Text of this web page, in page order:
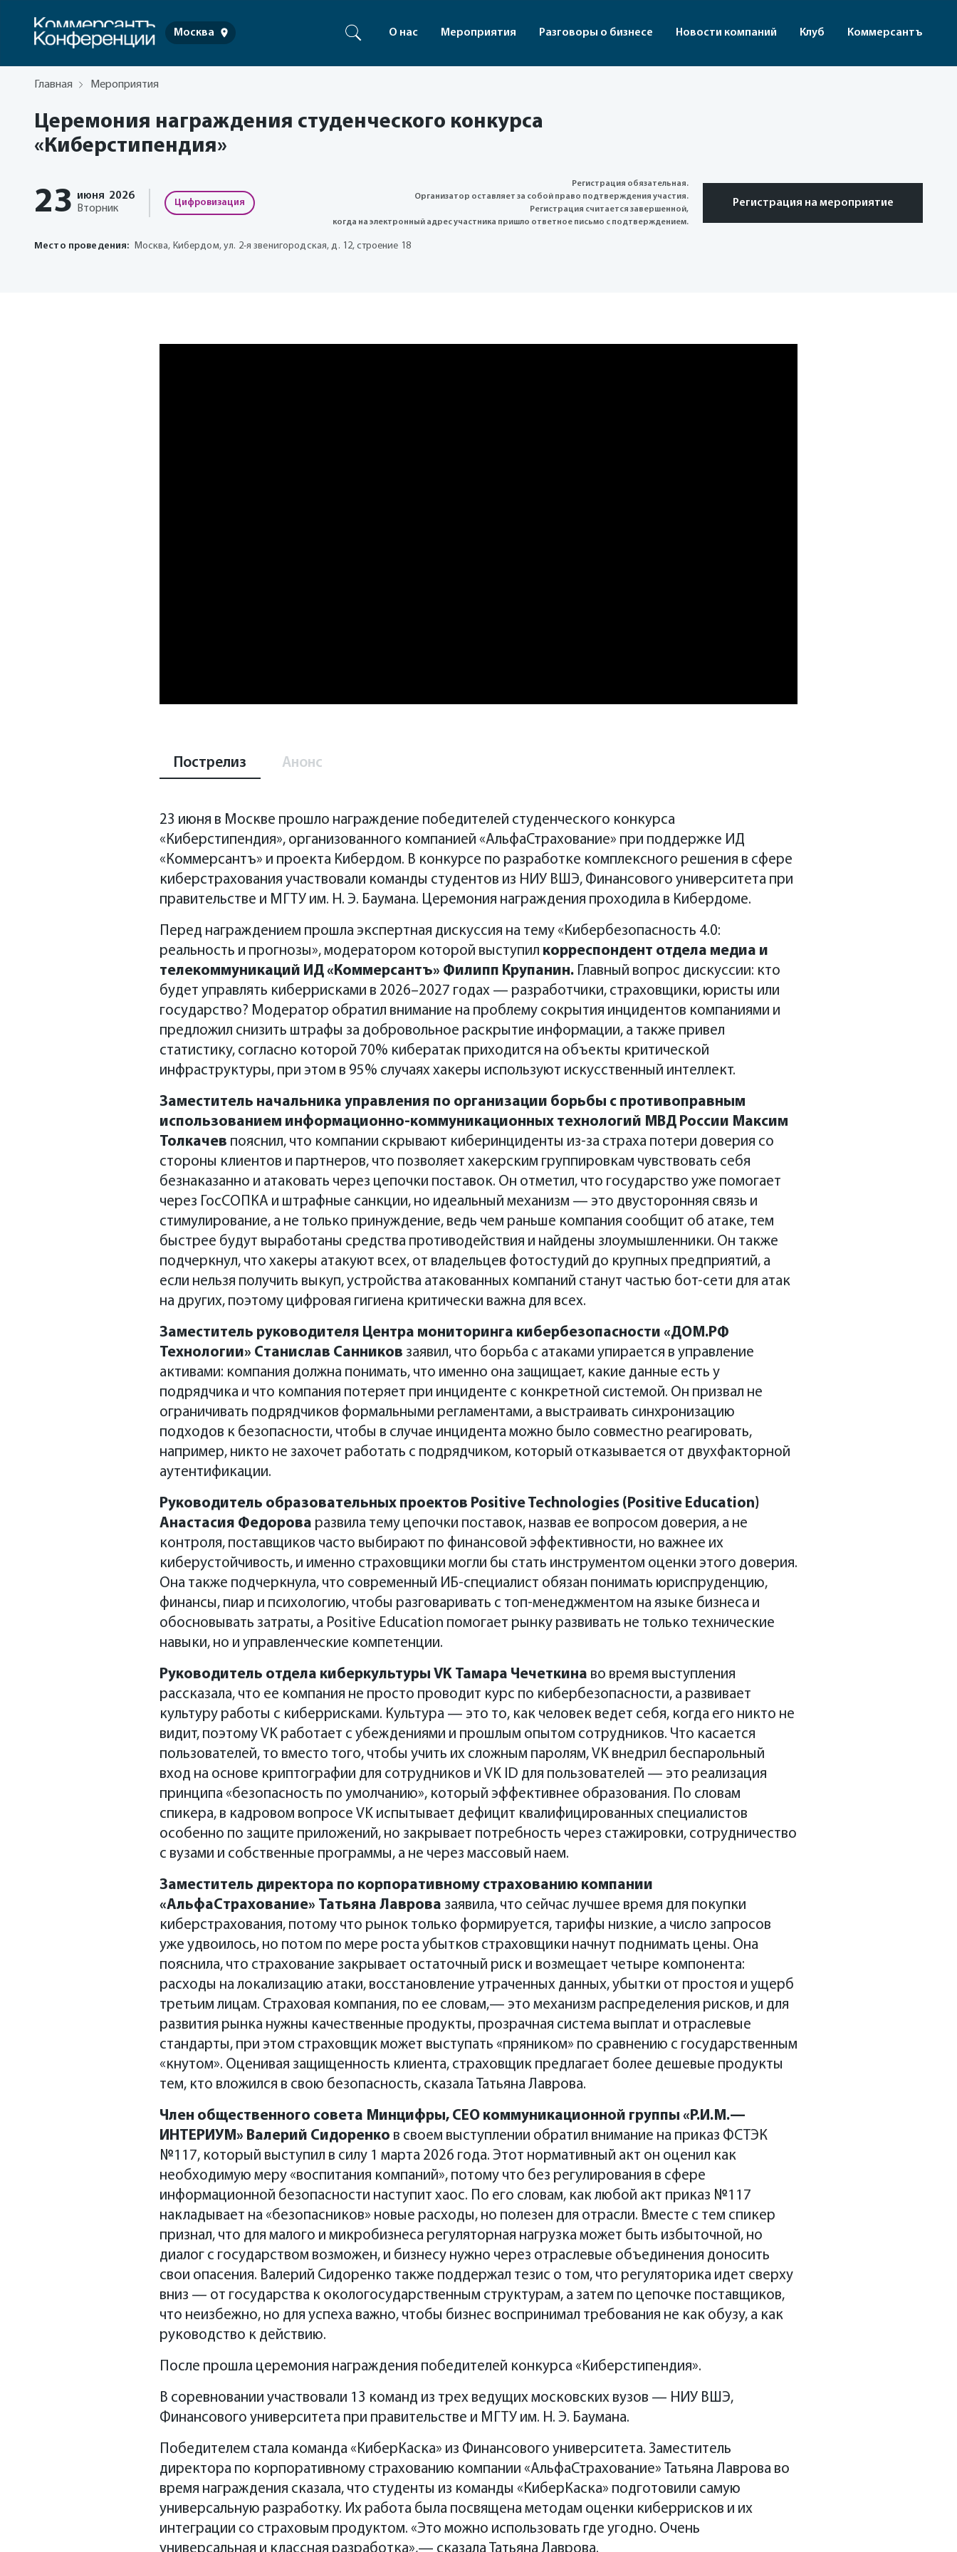
Москва О нас Мероприятия Разговоры о бизнесе Новости компаний Клуб Коммерсантъ
Главная Мероприятия
Церемония награждения студенческого конкурса
«Киберстипендия»
23 июня 2026
Вторник
Цифровизация
Регистрация обязательная.
Организатор оставляет за собой право подтверждения участия.
Регистрация считается завершенной,
когда на электронный адрес участника пришло ответное письмо с подтверждением.
Регистрация на мероприятие
Место проведения: Москва, Кибердом, ул. 2-я звенигородская, д. 12, строение 18
Пострелиз Анонс
23 июня в Москве прошло награждение победителей студенческого конкурса
«Киберстипендия», организованного компанией «АльфаСтрахование» при поддержке ИД
«Коммерсантъ» и проекта Кибердом. В конкурсе по разработке комплексного решения в сфере
киберстрахования участвовали команды студентов из НИУ ВШЭ, Финансового университета при
правительстве и МГТУ им. Н. Э. Баумана. Церемония награждения проходила в Кибердоме.
Перед награждением прошла экспертная дискуссия на тему «Кибербезопасность 4.0:
реальность и прогнозы», модератором которой выступил корреспондент отдела медиа и
телекоммуникаций ИД «Коммерсантъ» Филипп Крупанин. Главный вопрос дискуссии: кто
будет управлять киберрисками в 2026–2027 годах — разработчики, страховщики, юристы или
государство? Модератор обратил внимание на проблему сокрытия инцидентов компаниями и
предложил снизить штрафы за добровольное раскрытие информации, а также привел
статистику, согласно которой 70% кибератак приходится на объекты критической
инфраструктуры, при этом в 95% случаях хакеры используют искусственный интеллект.
Заместитель начальника управления по организации борьбы с противоправным
использованием информационно-коммуникационных технологий МВД России Максим
Толкачев пояснил, что компании скрывают киберинциденты из-за страха потери доверия со
стороны клиентов и партнеров, что позволяет хакерским группировкам чувствовать себя
безнаказанно и атаковать через цепочки поставок. Он отметил, что государство уже помогает
через ГосСОПКА и штрафные санкции, но идеальный механизм — это двусторонняя связь и
стимулирование, а не только принуждение, ведь чем раньше компания сообщит об атаке, тем
быстрее будут выработаны средства противодействия и найдены злоумышленники. Он также
подчеркнул, что хакеры атакуют всех, от владельцев фотостудий до крупных предприятий, а
если нельзя получить выкуп, устройства атакованных компаний станут частью бот-сети для атак
на других, поэтому цифровая гигиена критически важна для всех.
Заместитель руководителя Центра мониторинга кибербезопасности «ДОМ.РФ
Технологии» Станислав Санников заявил, что борьба с атаками упирается в управление
активами: компания должна понимать, что именно она защищает, какие данные есть у
подрядчика и что компания потеряет при инциденте с конкретной системой. Он призвал не
ограничивать подрядчиков формальными регламентами, а выстраивать синхронизацию
подходов к безопасности, чтобы в случае инцидента можно было совместно реагировать,
например, никто не захочет работать с подрядчиком, который отказывается от двухфакторной
аутентификации.
Руководитель образовательных проектов Positive Technologies (Positive Education)
Анастасия Федорова развила тему цепочки поставок, назвав ее вопросом доверия, а не
контроля, поставщиков часто выбирают по финансовой эффективности, но важнее их
киберустойчивость, и именно страховщики могли бы стать инструментом оценки этого доверия.
Она также подчеркнула, что современный ИБ-специалист обязан понимать юриспруденцию,
финансы, пиар и психологию, чтобы разговаривать с топ-менеджментом на языке бизнеса и
обосновывать затраты, а Positive Education помогает рынку развивать не только технические
навыки, но и управленческие компетенции.
Руководитель отдела киберкультуры VK Тамара Чечеткина во время выступления
рассказала, что ее компания не просто проводит курс по кибербезопасности, а развивает
культуру работы с киберрисками. Культура — это то, как человек ведет себя, когда его никто не
видит, поэтому VK работает с убеждениями и прошлым опытом сотрудников. Что касается
пользователей, то вместо того, чтобы учить их сложным паролям, VK внедрил беспарольный
вход на основе криптографии для сотрудников и VK ID для пользователей — это реализация
принципа «безопасность по умолчанию», который эффективнее образования. По словам
спикера, в кадровом вопросе VK испытывает дефицит квалифицированных специалистов
особенно по защите приложений, но закрывает потребность через стажировки, сотрудничество
с вузами и собственные программы, а не через массовый наем.
Заместитель директора по корпоративному страхованию компании
«АльфаСтрахование» Татьяна Лаврова заявила, что сейчас лучшее время для покупки
киберстрахования, потому что рынок только формируется, тарифы низкие, а число запросов
уже удвоилось, но потом по мере роста убытков страховщики начнут поднимать цены. Она
пояснила, что страхование закрывает остаточный риск и возмещает четыре компонента:
расходы на локализацию атаки, восстановление утраченных данных, убытки от простоя и ущерб
третьим лицам. Страховая компания, по ее словам,— это механизм распределения рисков, и для
развития рынка нужны качественные продукты, прозрачная система выплат и отраслевые
стандарты, при этом страховщик может выступать «пряником» по сравнению с государственным
«кнутом». Оценивая защищенность клиента, страховщик предлагает более дешевые продукты
тем, кто вложился в свою безопасность, сказала Татьяна Лаврова.
Член общественного совета Минцифры, CEO коммуникационной группы «Р.И.М.—
ИНТЕРИУМ» Валерий Сидоренко в своем выступлении обратил внимание на приказ ФСТЭК
№117, который выступил в силу 1 марта 2026 года. Этот нормативный акт он оценил как
необходимую меру «воспитания компаний», потому что без регулирования в сфере
информационной безопасности наступит хаос. По его словам, как любой акт приказ №117
накладывает на «безопасников» новые расходы, но полезен для отрасли. Вместе с тем спикер
признал, что для малого и микробизнеса регуляторная нагрузка может быть избыточной, но
диалог с государством возможен, и бизнесу нужно через отраслевые объединения доносить
свои опасения. Валерий Сидоренко также поддержал тезис о том, что регуляторика идет сверху
вниз — от государства к окологосударственным структурам, а затем по цепочке поставщиков,
что неизбежно, но для успеха важно, чтобы бизнес воспринимал требования не как обузу, а как
руководство к действию.
После прошла церемония награждения победителей конкурса «Киберстипендия».
В соревновании участвовали 13 команд из трех ведущих московских вузов — НИУ ВШЭ,
Финансового университета при правительстве и МГТУ им. Н. Э. Баумана.
Победителем стала команда «КиберКаска» из Финансового университета. Заместитель
директора по корпоративному страхованию компании «АльфаСтрахование» Татьяна Лаврова во
время награждения сказала, что студенты из команды «КиберКаска» подготовили самую
универсальную разработку. Их работа была посвящена методам оценки киберрисков и их
интеграции со страховым продуктом. «Это можно использовать где угодно. Очень
универсальная и классная разработка»,— сказала Татьяна Лаврова.